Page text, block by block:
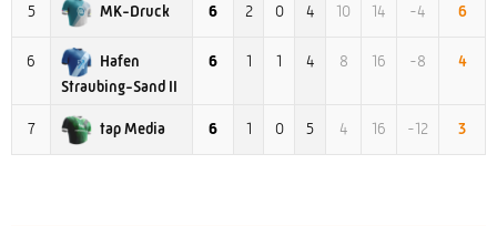
5 MK-Druck 6 2 0 4 10 14 -4 6
6
Hafen
Straubing-Sand II
6 1 1 4 8 16 -8 4
7 tap Media 6 1 0 5 4 16 -12 3